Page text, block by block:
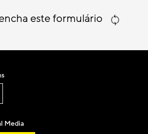
este formulário
Media